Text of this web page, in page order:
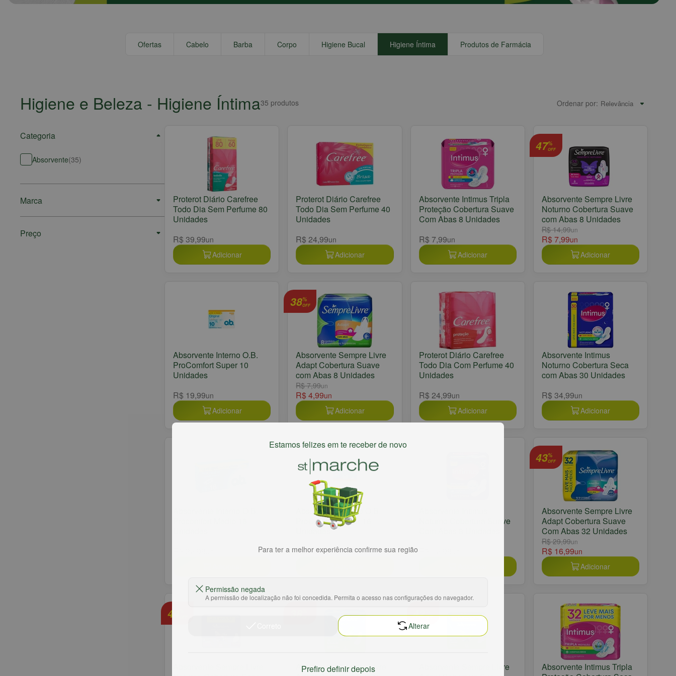
Ofertas Cabelo Barba Corpo Higiene Bucal Higiene Íntima Produtos de Farmácia
Higiene e Beleza - Higiene Íntima35 produtos Ordenar por:
Categoria
Absorvente(35)
Marca
Preço
Proterot Diário Carefree
Todo Dia Sem Perfume 80
Unidades
R$ 39,99un
Adicionar
Proterot Diário Carefree
Todo Dia Sem Perfume 40
Unidades
R$ 24,99un
Adicionar
Absorvente Intimus Tripla
Proteção Cobertura Suave
Com Abas 8 Unidades
R$ 7,99un
Adicionar
47%
OFF
Absorvente Sempre Livre
Noturno Cobertura Suave
com Abas 8 Unidades
R$ 14,99un
R$ 7,99un
Adicionar
Absorvente Interno O.B.
ProComfort Super 10
Unidades
R$ 19,99un
Adicionar
38%
OFF
Absorvente Sempre Livre
Adapt Cobertura Suave
com Abas 8 Unidades
R$ 7,99un
R$ 4,99un
Adicionar
Proterot Diário Carefree
Todo Dia Com Perfume 40
Unidades
R$ 24,99un
Adicionar
Absorvente Intimus
Noturno Cobertura Seca
com Abas 30 Unidades
R$ 34,99un
Adicionar
Absorvente Interno O.B.
ProComfort Super 16
Unidades
R$ 32,99un
Noturno Cobertura Suave
43%
OFF
Absorvente Sempre Livre
Adapt Cobertura Suave
Com Abas 32 Unidades
R$ 29,99un
R$ 16,99un
Adicionar
44
Absorvente Sempre Livre
42OFF
Absorvente Sempre Livre
Absorvente Intimus Tripla
Estamos felizes em te receber de novo
Para ter a melhor experiência confirme sua região
Permissão negada
A permissão de localização não foi concedida. Permita o acesso nas configurações do navegador.
Alterar
Prefiro definir depois